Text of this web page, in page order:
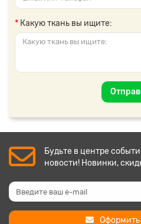
Какую ткань вы ищите:
Будьте в центре
новости! Новинки,
Оформить